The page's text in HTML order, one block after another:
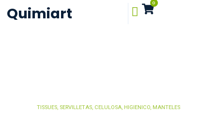
Quimiart
0
TISSUES, SERVILLETAS, CELULOSA, HIGIENICO, MANTELES